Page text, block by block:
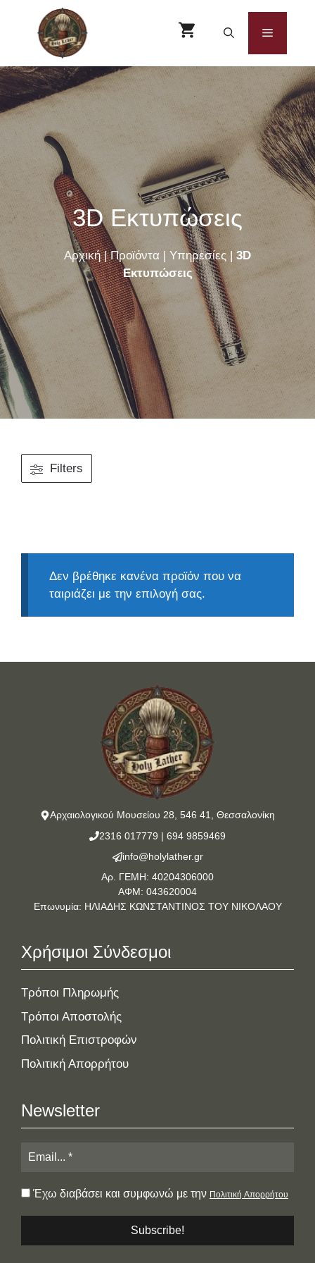
Μετάβαση
περιεχόμενο
Μενού
3D Εκτυπώσεις
Αρχική|Προϊόντα | Υπηρεσίες | 3D
Εκτυπώσεις
Δεν βρέθηκε κανένα προϊόν που να
ταιριάζει με την επιλογή σας.
Filters
Αρχαιολογικού Μουσείου 28, 546 41, Θεσσαλονίκη
2316 017779 | 694 9859469
info@holylather.gr
Αρ. ΓΕΜΗ: 40204306000
ΑΦΜ: 043620004
Επωνυμία: ΗΛΙΑΔΗΣ ΚΩΝΣΤΑΝΤΙΝΟΣ ΤΟΥ ΝΙΚΟΛΑΟΥ
Χρήσιμοι Σύνδεσμοι
Τρόποι Πληρωμής
Τρόποι Αποστολής
Πολιτική Επιστροφών
Πολιτική Απορρήτου
Newsletter
Έχω διαβάσει και συμφωνώ με την Πολιτική Απορρήτου